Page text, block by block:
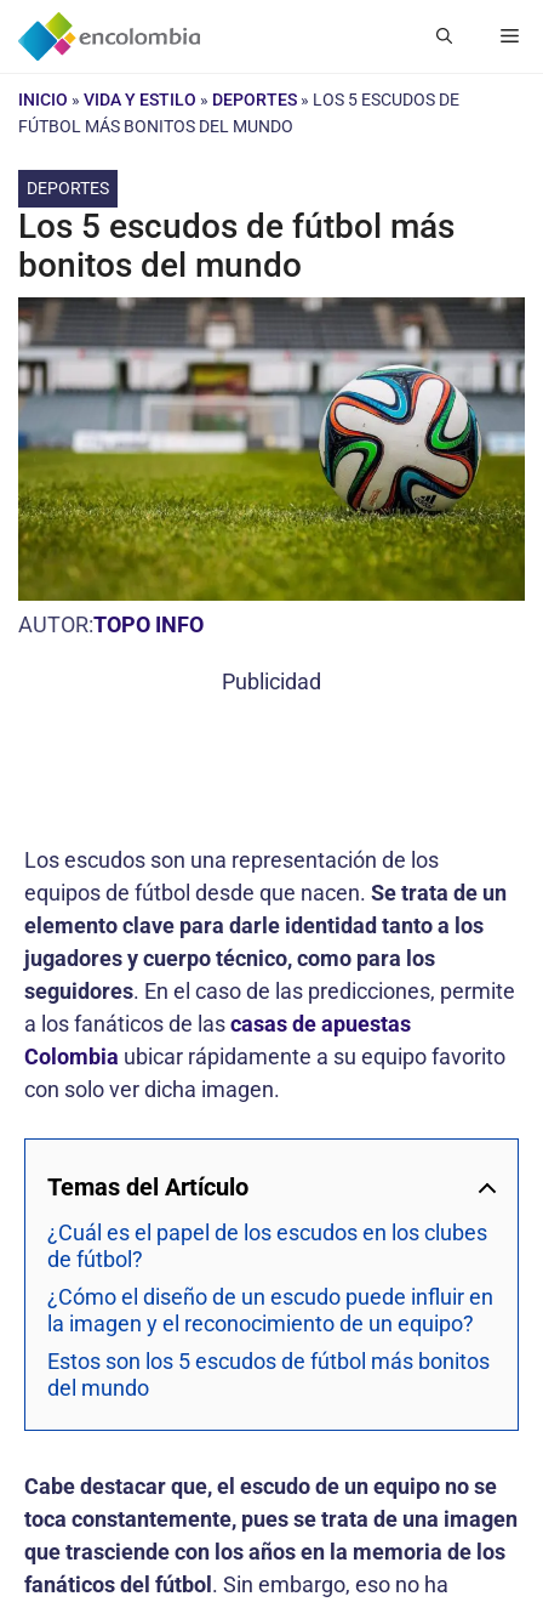
Saltar
INICIO » VIDA Y ESTILO » DEPORTES » LOS 5 ESCUDOS DE
FÚTBOL MÁS BONITOS DEL MUNDO
DEPORTES
Los 5 escudos de fútbol más
bonitos del mundo
AUTOR:TOPO INFO
Publicidad
Los escudos son una representación de los
equipos de fútbol desde que nacen. Se trata de un
elemento clave para darle identidad tanto a los
jugadores y cuerpo técnico, como para los
seguidores. En el caso de las predicciones, permite
a los fanáticos de lascasas de apuestas
Colombia ubicar rápidamente a su equipo favorito
con solo ver dicha imagen.
Temas del Artículo
¿Cuál es el papel de los escudos en los clubes
de fútbol?
¿Cómo el diseño de un escudo puede influir en
la imagen y el reconocimiento de un equipo?
Estos son los 5 escudos de fútbol más bonitos
del mundo
Cabe destacar que, el escudo de un equipo no se
toca constantemente, pues se trata de una imagen
que trasciende con los años en la memoria de los
fanáticos del fútbol . Sin embargo, eso no ha